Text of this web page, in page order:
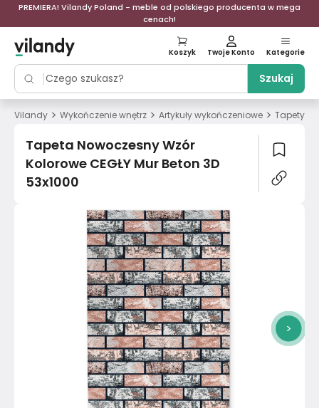
PREMIERA! Vilandy Poland - meble od polskiego producenta w mega
cenach!
Szukaj
Koszyk Twoje Konto Kategorie
Vilandy > Wykończenie wnętrz > Artykuły wykończeniowe > Tapety
Tapeta Nowoczesny Wzór
Kolorowe CEGŁY Mur Beton 3D
53x1000
>